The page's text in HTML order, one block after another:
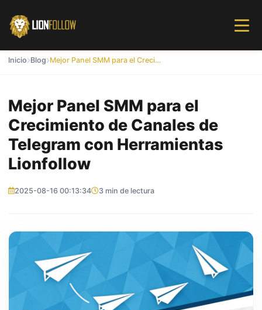
Inicio Blog Mejor Panel SMM para el Crecimiento de Canales de Telegram con Herramientas Lionfollow
Mejor Panel SMM para el
Crecimiento de Canales de
Telegram con Herramientas
Lionfollow
2025-08-16 00:13:34 3 min de lectura